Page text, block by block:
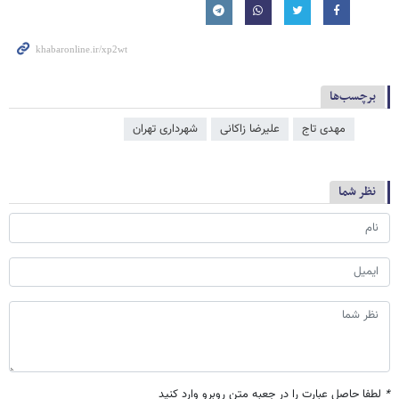
برچسب‌ها
مهدی تاج علیرضا زاکانی شهرداری تهران
نظر شما
* لطفا حاصل عبارت را در جعبه متن روبرو وارد کنید